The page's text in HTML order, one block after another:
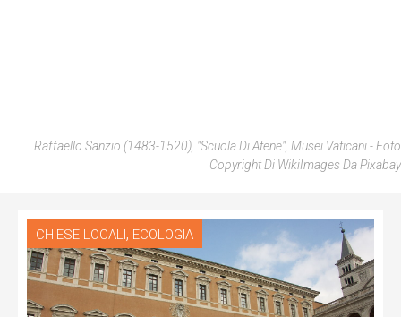
Raffaello Sanzio (1483-1520), "Scuola Di Atene", Musei Vaticani - Foto
Copyright Di WikiImages Da Pixabay
CHIESE LOCALI, ECOLOGIA